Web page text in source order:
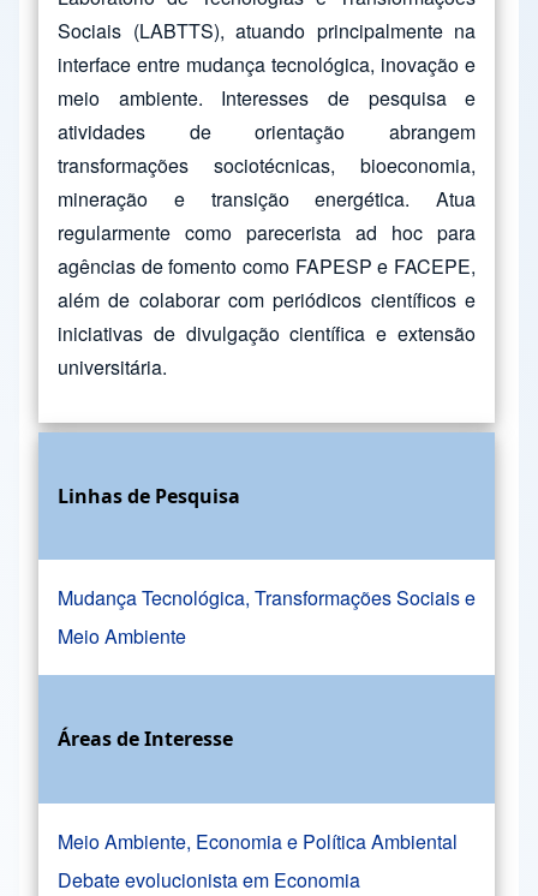
Sociais (LABTTS), atuando principalmente na
interface entre mudança tecnológica, inovação e
meio ambiente. Interesses de pesquisa e
atividades de orientação abrangem
transformações sociotécnicas, bioeconomia,
mineração e transição energética. Atua
regularmente como parecerista ad hoc para
agências de fomento como FAPESP e FACEPE,
além de colaborar com periódicos científicos e
iniciativas de divulgação científica e extensão
universitária.
Linhas de Pesquisa
Mudança Tecnológica, Transformações Sociais e
Meio Ambiente
Áreas de Interesse
Meio Ambiente, Economia e Política Ambiental
Debate evolucionista em Economia